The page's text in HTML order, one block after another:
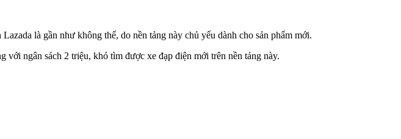
là gần như không thể, do nền tảng này chủ yếu dành cho sản phẩm mới.
ngân sách 2 triệu, khó tìm được xe đạp điện mới trên nền tảng này.